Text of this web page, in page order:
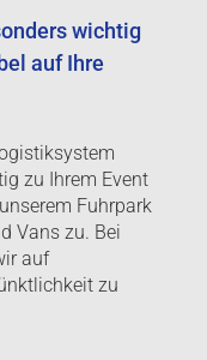
wichtig
auf Ihre
zu Ihrem Event
Fuhrpark
Vans zu. Bei
auf
zu